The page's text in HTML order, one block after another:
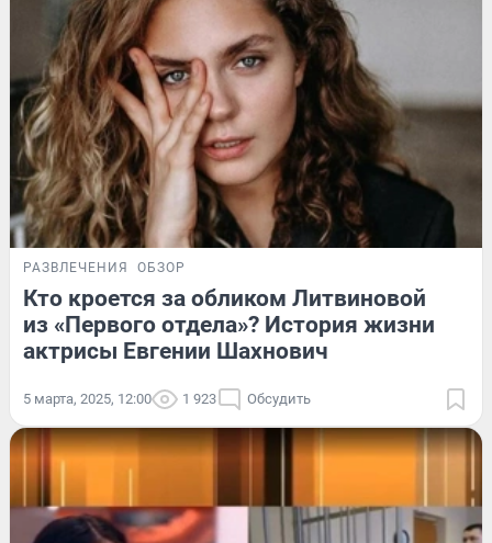
РАЗВЛЕЧЕНИЯ ОБЗОР
Кто кроется за обликом Литвиновой
из «Первого отдела»? История жизни
актрисы Евгении Шахнович
5 марта, 2025, 12:00 1 923 Обсудить